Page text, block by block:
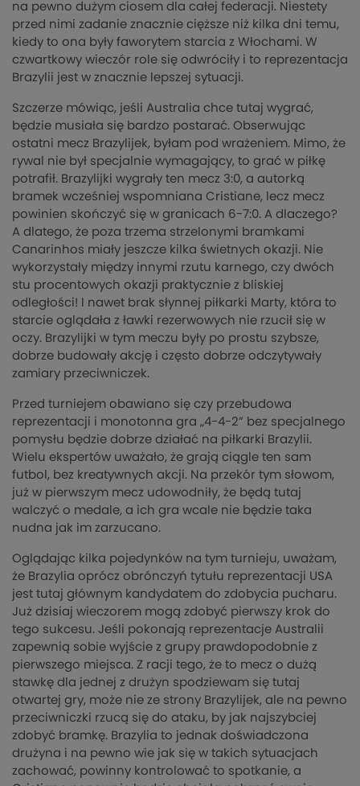
na pewno dużym ciosem dla całej federacji. Niestety
przed nimi zadanie znacznie cięższe niż kilka dni temu,
kiedy to ona były faworytem starcia z Włochami. W
czwartkowy wieczór role się odwróciły i to reprezentacja
Brazylii jest w znacznie lepszej sytuacji.
Szczerze mówiąc, jeśli Australia chce tutaj wygrać,
będzie musiała się bardzo postarać. Obserwując
ostatni mecz Brazylijek, byłam pod wrażeniem. Mimo, że
rywal nie był specjalnie wymagający, to grać w piłkę
potrafił. Brazylijki wygrały ten mecz 3:0, a autorką
bramek wcześniej wspomniana Cristiane, lecz mecz
powinien skończyć się w granicach 6-7:0. A dlaczego?
A dlatego, że poza trzema strzelonymi bramkami
Canarinhos miały jeszcze kilka świetnych okazji. Nie
wykorzystały między innymi rzutu karnego, czy dwóch
stu procentowych okazji praktycznie z bliskiej
odległości! I nawet brak słynnej piłkarki Marty, która to
starcie oglądała z ławki rezerwowych nie rzucił się w
oczy. Brazylijki w tym meczu były po prostu szybsze,
dobrze budowały akcję i często dobrze odczytywały
zamiary przeciwniczek.
Przed turniejem obawiano się czy przebudowa
reprezentacji i monotonna gra „4-4-2” bez specjalnego
pomysłu będzie dobrze działać na piłkarki Brazylii.
Wielu ekspertów uważało, że grają ciągle ten sam
futbol, bez kreatywnych akcji. Na przekór tym słowom,
już w pierwszym mecz udowodniły, że będą tutaj
walczyć o medale, a ich gra wcale nie będzie taka
nudna jak im zarzucano.
Oglądając kilka pojedynków na tym turnieju, uważam,
że Brazylia oprócz obrónczyń tytułu reprezentacji USA
jest tutaj głównym kandydatem do zdobycia pucharu.
Już dzisiaj wieczorem mogą zdobyć pierwszy krok do
tego sukcesu. Jeśli pokonają reprezentacje Australii
zapewnią sobie wyjście z grupy prawdopodobnie z
pierwszego miejsca. Z racji tego, że to mecz o dużą
stawkę dla jednej z drużyn spodziewam się tutaj
otwartej gry, może nie ze strony Brazylijek, ale na pewno
przeciwniczki rzucą się do ataku, by jak najszybciej
zdobyć bramkę. Brazylia to jednak doświadczona
drużyna i na pewno wie jak się w takich sytuacjach
zachować, powinny kontrolować to spotkanie, a